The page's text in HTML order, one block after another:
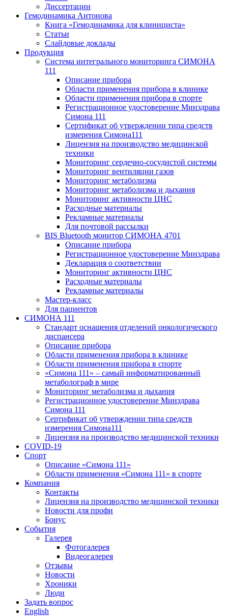
Диссертации
Гемодинамика Антонова
Книга «Гемодинамика для клинициста»
Статьи
Слайдовые доклады
Продукция
Система интегрального мониторинга СИМОНА
111
Описание прибора
Области применения прибора в клинике
Области применения прибора в спорте
Регистрационное удостоверение Минздрава
Симона 111
Сертификат об утверждении типа средств
измерения Симона111
Лицензия на производство медицинской
техники
Мониторинг сердечно-сосудистой системы
Мониторинг вентиляции газов
Мониторинг метаболизма
Мониторинг метаболизма и дыхания
Мониторинг активности ЦНС
Расходные материалы
Рекламные материалы
Для почтовой рассылки
BIS Bluetooth монитор СИМОНА 4701
Описание прибора
Регистрационное удостоверение Минздрава
Декларация о соответствии
Мониторинг активности ЦНС
Расходные материалы
Рекламные материалы
Мастер-класс
Для пациентов
СИМОНА 111
Стандарт оснащения отделений онкологического
диспансера
Описание прибора
Области применения прибора в клинике
Области применения прибора в спорте
«Симона 111» – самый информатированный
метаболограф в мире
Мониторинг метаболизма и дыхания
Регистрационное удостоверение Минздрава
Симона 111
Сертификат об утверждении типа средств
измерения Симона111
Лицензия на производство медицинской техники
COVID-19
Спорт
Описание «Симона 111»
Области применения «Симона 111» в спорте
Компания
Контакты
Лицензия на производство медицинской техники
Новости для профи
Бонус
События
Галерея
Фотогалерея
Видеогалерея
Отзывы
Новости
Хроники
Люди
Задать вопрос
English